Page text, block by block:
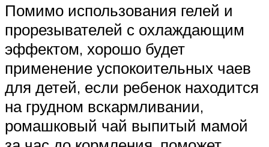
Помимо использования гелей и
прорезывателей с охлаждающим
эффектом, хорошо будет
применение успокоительных чаев
для детей, если ребенок находится
на грудном вскармливании,
ромашковый чай выпитый мамой